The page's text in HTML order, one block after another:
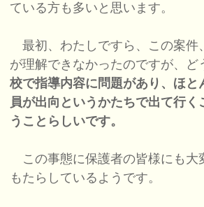
ている方も多いと思います。
最初、わたしですら、この案件
が理解できなかったのですが、ど
校で指導内容に問題があり、ほと
員が出向というかたちで出て行く
うことらしいです。
この事態に保護者の皆様にも大
もたらしているようです。